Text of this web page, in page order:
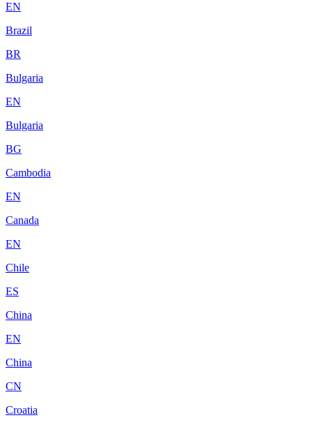
EN
Brazil
BR
Bulgaria
EN
Bulgaria
BG
Cambodia
EN
Canada
EN
Chile
ES
China
EN
China
CN
Croatia